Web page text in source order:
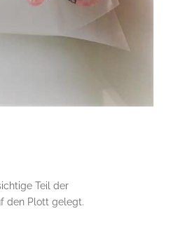
Teil der
den Plott gelegt.